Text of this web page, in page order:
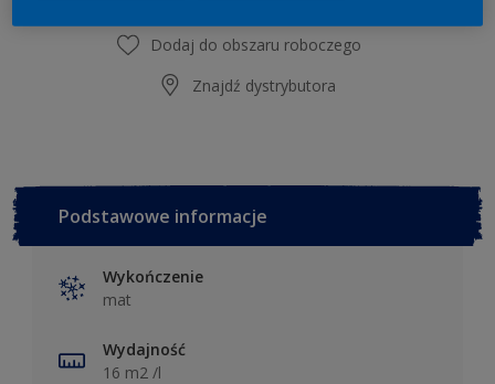
9 litrów
Dodaj do obszaru roboczego
Znajdź dystrybutora
Podstawowe informacje
Wykończenie
mat
Wydajność
16 m2 /l